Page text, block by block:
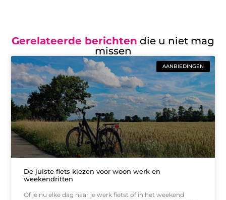
Gerelateerde berichten die u niet mag
missen
AANBIEDINGEN
De juiste fiets kiezen voor woon werk en
weekendritten
Of je nu elke dag naar je werk fietst of in het weekend